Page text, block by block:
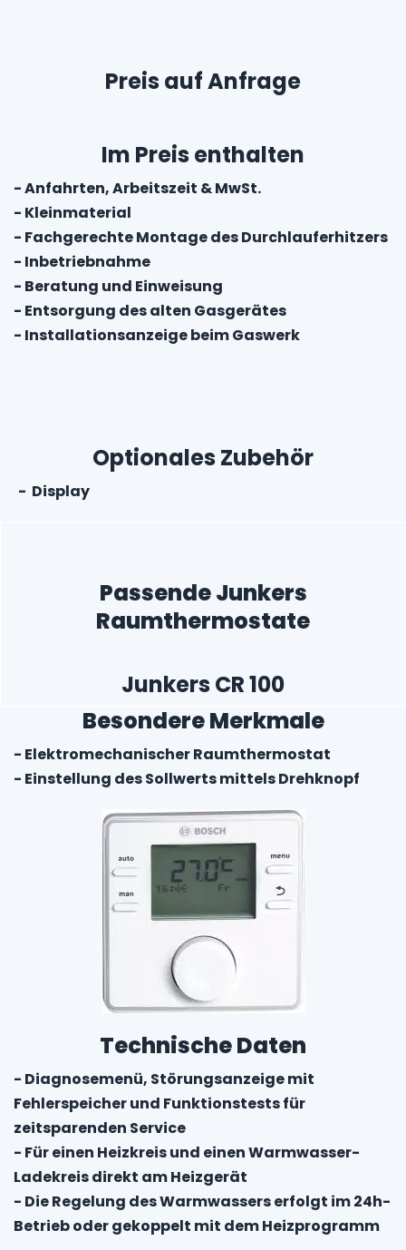
Preis auf Anfrage
Im Preis enthalten
- Anfahrten, Arbeitszeit & MwSt.
- Kleinmaterial
- Fachgerechte Montage des Durchlauferhitzers
- Inbetriebnahme
- Beratung und Einweisung
- Entsorgung des alten Gasgerätes
- Installationsanzeige beim Gaswerk
Optionales Zubehör
- Display
Passende Junkers
Raumthermostate
Junkers CR 100
Besondere Merkmale
- Elektromechanischer Raumthermostat
- Einstellung des Sollwerts mittels Drehknopf
Technische Daten
- Diagnosemenü, Störungsanzeige mit
Fehlerspeicher und Funktionstests für
zeitsparenden Service
- Für einen Heizkreis und einen Warmwasser-
Ladekreis direkt am Heizgerät
- Die Regelung des Warmwassers erfolgt im 24h-
Betrieb oder gekoppelt mit dem Heizprogramm